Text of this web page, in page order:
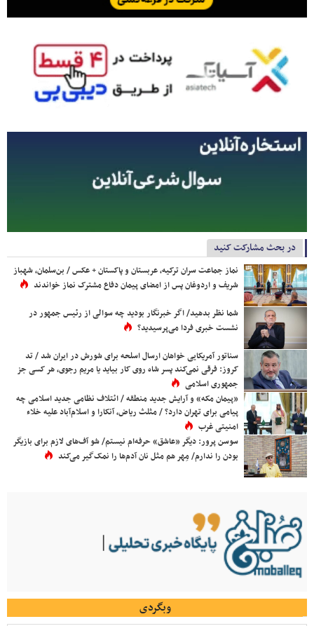
در بحث مشارکت کنید
نماز جماعت سران ترکیه، عربستان و پاکستان + عکس / بن‌سلمان، شهباز
شریف و اردوغان پس از امضای پیمان دفاع مشترک نماز خواندند
شما نظر بدهید/ اگر خبرنگار بودید چه سوالی از رئیس جمهور در
نشست خبری فردا می‌پرسیدید؟
سناتور آمریکایی خواهان ارسال اسلحه برای شورش در ایران شد / تد
کروز: فرقی نمی‌کند پسر شاه روی کار بیاید یا مریم رجوی، هر کسی جز
جمهوری اسلامی
«پیمان مکه» و آرایش جدید منطقه / ائتلاف نظامی جدید اسلامی چه
پیامی برای تهران دارد؟ / مثلث ریاض، آنکارا و اسلام‌آباد علیه خلاء
امنیتی غرب
سوسن پرور: دیگر «عاشق» حرفه‌ام نیستم/ شو آف‌های لازم برای بازیگر
بودن را ندارم/ مِهر هم مثل نان آدم‌ها را نمک‌گیر می‌کند
وبگردی